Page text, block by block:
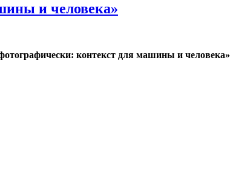
и человека»
контекст для машины и человека»